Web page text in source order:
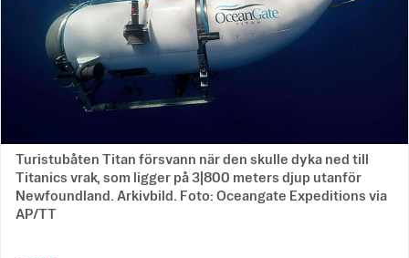
Turistubåten Titan försvann när den skulle dyka ned till
Titanics vrak, som ligger på 3|800 meters djup utanför
Newfoundland. Arkivbild. Foto: Oceangate Expeditions via
AP/TT